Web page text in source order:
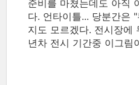
준비를 마쳤는데도 아직
다. 언타이틀... 당분간은
지도 모르겠다. 전시장에
년차 전시 기간중 이그림